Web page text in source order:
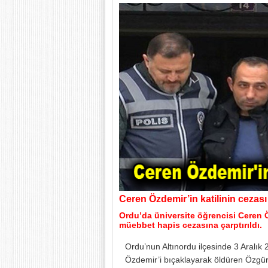
Ceren Özdemir’in katilinin
Ordu’da üniversite öğrencisi Ceren
müebbet hapis cezasına çarptırıldı.
Ordu’nun Altınordu ilçesinde 3
Özdemir’i bıçaklayarak öldüren